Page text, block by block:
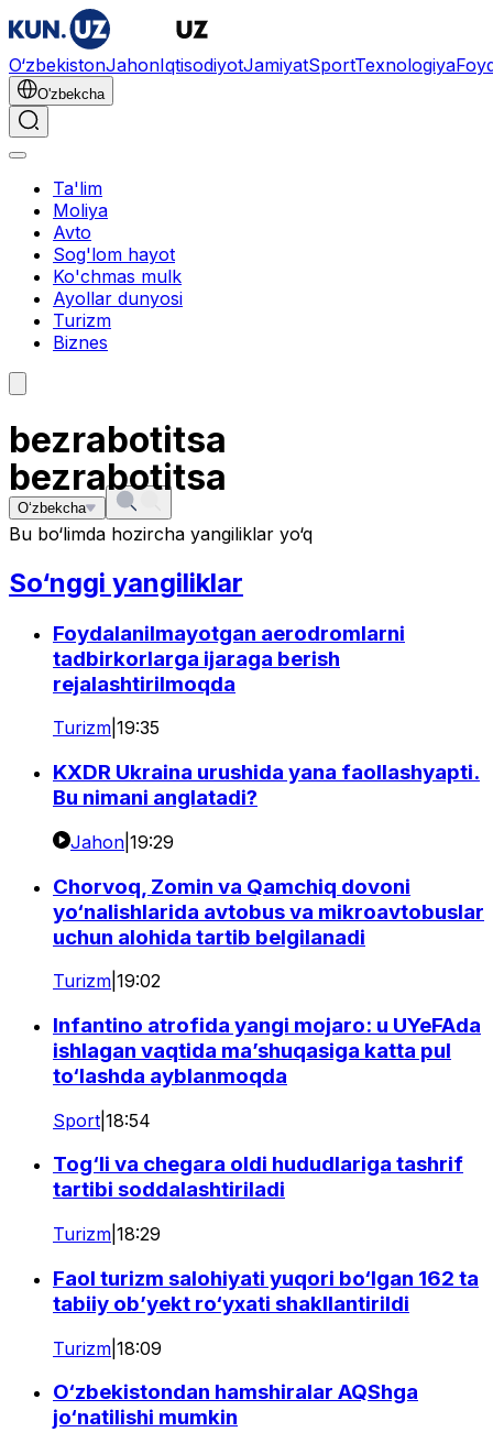
O‘zbekistonJahonIqtisodiyotJamiyatSportTexnologiya
O'zbekcha
Ta'lim
Moliya
Avto
Sog'lom hayot
Ko'chmas mulk
Ayollar dunyosi
Turizm
Biznes
bezrabotitsa
O‘zbekcha
bezrabotitsa
Bu bo‘limda hozircha yangiliklar yo‘q
So‘nggi yangiliklar
Foydalanilmayotgan aerodromlarni
tadbirkorlarga ijaraga berish
rejalashtirilmoqda
Turizm 19:35
KXDR Ukraina urushida yana faollashyapti.
Bu nimani anglatadi?
Jahon 19:29
Chorvoq, Zomin va Qamchiq dovoni
yo‘nalishlarida avtobus va mikroavtobuslar
uchun alohida tartib belgilanadi
Turizm 19:02
Infantino atrofida yangi mojaro: u UYeFAda
ishlagan vaqtida ma’shuqasiga katta pul
to‘lashda ayblanmoqda
Sport 18:54
Tog‘li va chegara oldi hududlariga tashrif
tartibi soddalashtiriladi
Turizm 18:29
Faol turizm salohiyati yuqori bo‘lgan 162 ta
tabiiy ob’yekt ro‘yxati shakllantirildi
Turizm 18:09
O‘zbekistondan hamshiralar AQShga
jo‘natilishi mumkin